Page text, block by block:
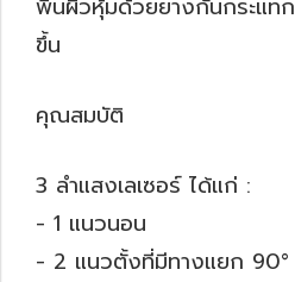
พื้นผิวหุ้มด้วยยางกันกระแท
ขึ้น
คุณสมบัติ
3 ลำแสงเลเซอร์ ได้แก่ :
- 1 แนวนอน
- 2 แนวตั้งที่มีทางแยก 90°